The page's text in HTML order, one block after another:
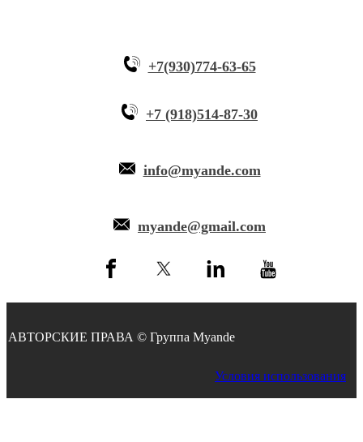
+7(930)774-63-65
+7 (918)514-87-30
info@myande.com
myande@gmail.com
АВТОРСКИЕ ПРАВА © Группа Myande
Условия использования